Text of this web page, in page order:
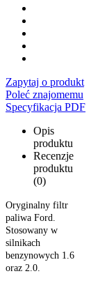
Zapytaj o produkt
Poleć znajomemu
Specyfikacja PDF
Opis
produktu
Recenzje
produktu
(0)
Oryginalny filtr
paliwa Ford.
Stosowany w
silnikach
benzynowych 1.6
oraz 2.0.